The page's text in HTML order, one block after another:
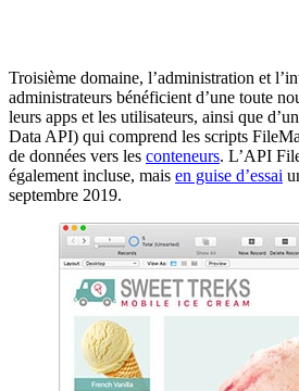
Troisième domaine, l’administration et
administrateurs bénéficient d’une toute
leurs apps et les utilisateurs, ainsi que
Data API) qui comprend les scripts
de données vers les conteneurs. L’API
également incluse, mais en guise d’essai
septembre 2019.